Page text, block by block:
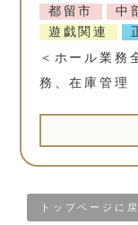
都留市 中
遊戯関連
＜ホール業務
務、在庫管理
トップページに戻